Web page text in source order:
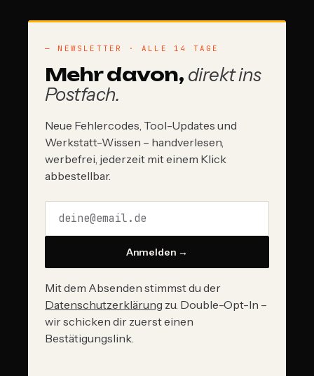
— NEWSLETTER · ALLE 14 TAGE
Mehr davon, direkt ins
Postfach.
Neue Fehlercodes, Tool-Updates und
Werkstatt-Wissen – handverlesen,
werbefrei, jederzeit mit einem Klick
abbestellbar.
Anmelden →
Mit dem Absenden stimmst du der
Datenschutzerklärung zu. Double-Opt-In –
wir schicken dir zuerst einen
Bestätigungslink.